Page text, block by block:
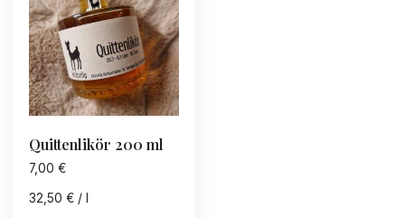
Quittenlikör 200 ml
7,00 €
32,50 € /